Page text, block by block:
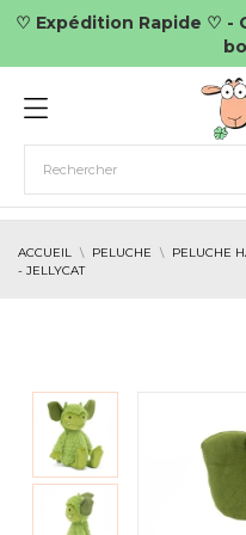
♡ Expédition Rapide ♡ -
ACCUEIL PELUCHE PELUCHE
- JELLYCAT